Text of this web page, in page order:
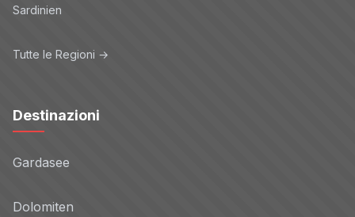
Sardinien
Tutte le Regioni →
Destinazioni
Gardasee
Dolomiten